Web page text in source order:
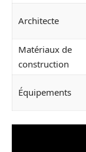
Architecte
Matériaux de
construction
Équipements